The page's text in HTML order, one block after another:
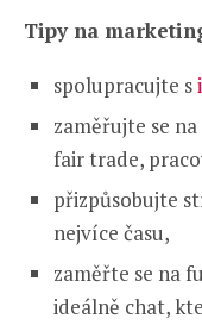
Tipy na
spolupracujte s
zaměřujte se
fair trade,
přizpůsobujte
nejvíce času,
zaměřte se na
ideálně chat,